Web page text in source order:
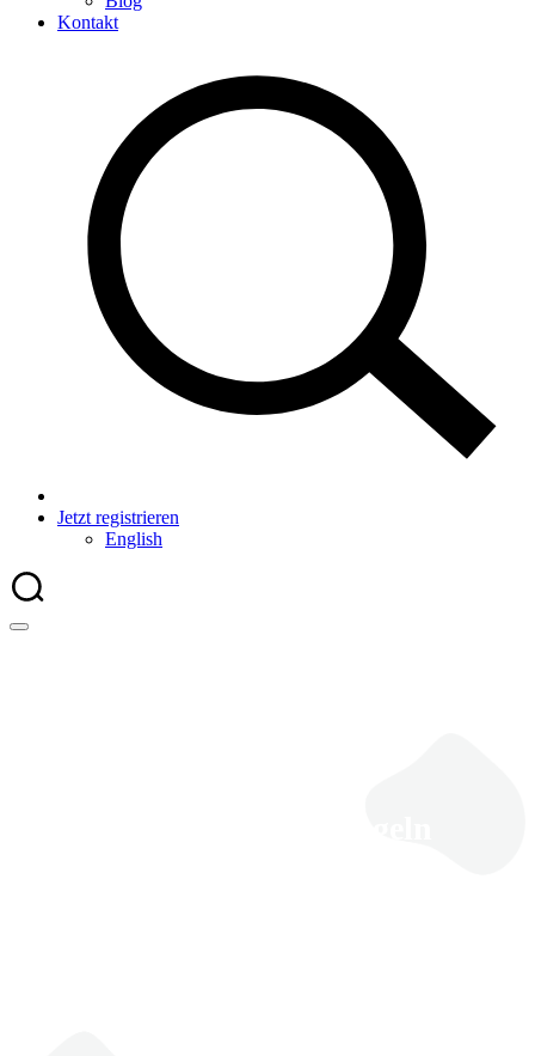
Kontakt
Jetzt registrieren
English